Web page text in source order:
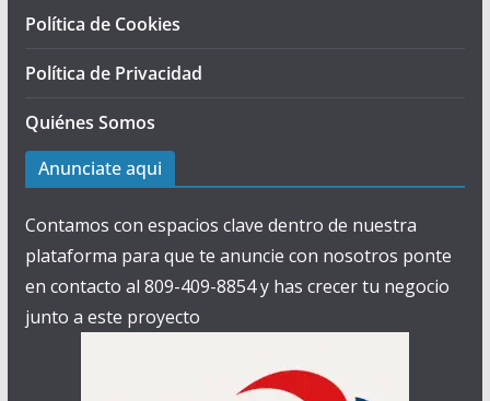
Política de Cookies
Política de Privacidad
Quiénes Somos
Anunciate aqui
Contamos con espacios clave dentro de nuestra
plataforma para que te anuncie con nosotros ponte
en contacto al 809-409-8854 y has crecer tu negocio
junto a este proyecto